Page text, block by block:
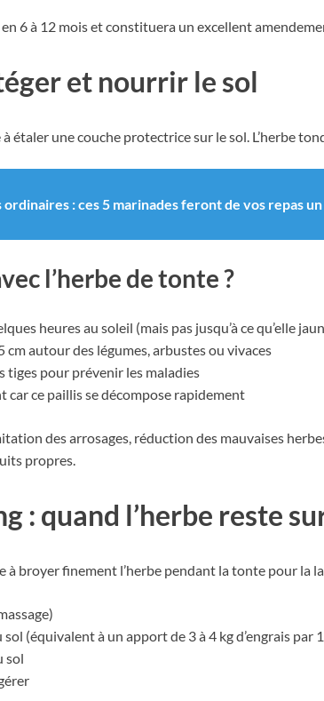
6 à 12 mois et constituera un excellent
et nourrir le sol
étaler une couche protectrice sur le sol. L’herbe
: ces 5 marinades feront de vos repas
l’herbe de tonte ?
heures au soleil (mais pas jusqu’à ce qu’elle
cm autour des légumes, arbustes ou vivaces
tiges pour prévenir les maladies
car ce paillis se décompose rapidement
des arrosages, réduction des mauvaises
propres.
: quand l’herbe reste
à broyer finement l’herbe pendant la tonte pour la
(équivalent à un apport de 3 à 4 kg d’engrais par
sol